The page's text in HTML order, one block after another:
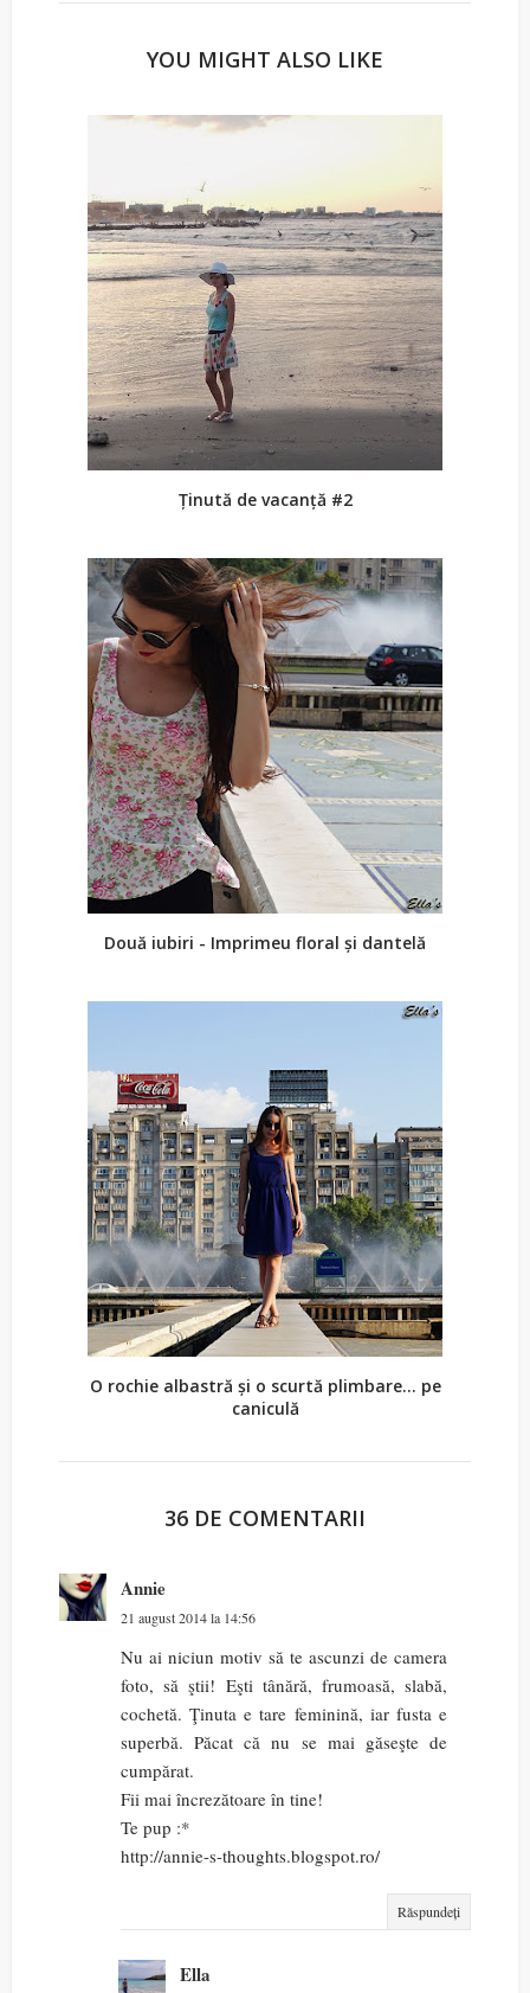
YOU MIGHT ALSO LIKE
Ținută de vacanță #2
Două iubiri - Imprimeu floral și dantelă
O rochie albastră și o scurtă plimbare... pe
caniculă
36 DE COMENTARII
Annie
21 august 2014 la 14:56
Nu ai niciun motiv să te ascunzi de camera
foto, să ştii! Eşti tânără, frumoasă, slabă,
cochetă. Ţinuta e tare feminină, iar fusta e
superbă. Păcat că nu se mai găseşte de
cumpărat.
Fii mai încrezătoare în tine!
Te pup :*
http://annie-s-thoughts.blogspot.ro/
Răspundeți
Ella